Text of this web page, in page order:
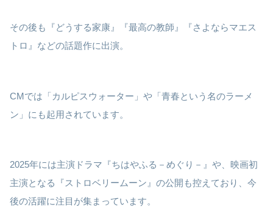
その後も『どうする家康』『最高の教師』『さよならマエス
トロ』などの話題作に出演。
CMでは「カルピスウォーター」や「青春という名のラーメ
ン」にも起用されています。
2025年には主演ドラマ『ちはやふる－めぐり－』や、映画初
主演となる『ストロベリームーン』の公開も控えており、今
後の活躍に注目が集まっています。